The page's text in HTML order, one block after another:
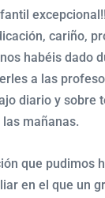
cariño,
habéis dado
a las
diario y sobre
mañanas.
que pudimos
en el que un